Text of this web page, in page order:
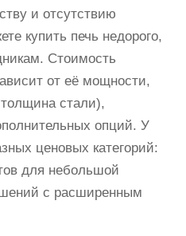
и отсутствию
купить печь недорого,
Стоимость
от её мощности,
стали),
опций. У
ценовых категорий:
для небольшой
с расширенным